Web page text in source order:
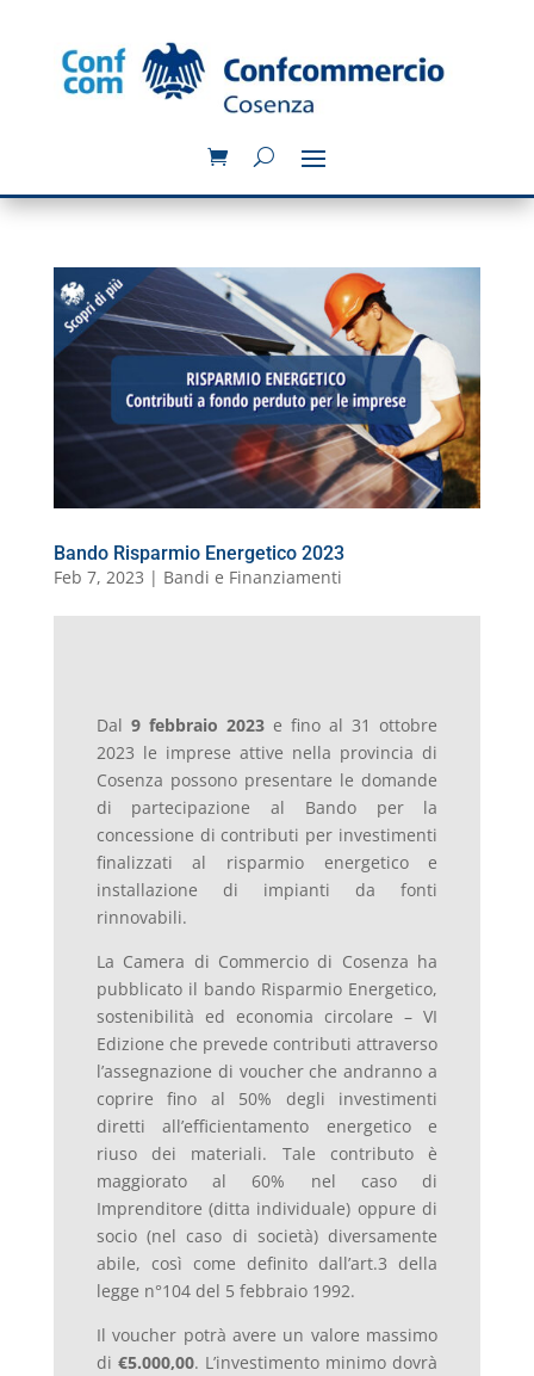
Bando Risparmio Energetico 2023
Feb 7, 2023 | Bandi e Finanziamenti
Dal 9 febbraio 2023e fino al 31 ottobre
2023 le imprese attive nella provincia di
Cosenza possono presentare le domande
di partecipazione al Bando per la
concessione di contributi per investimenti
finalizzati al risparmio energetico e
installazione di impianti da fonti
rinnovabili.
La Camera di Commercio di Cosenza ha
pubblicato il bando Risparmio Energetico,
sostenibilità ed economia circolare – VI
Edizione che prevede contributi attraverso
l’assegnazione di voucher che andranno a
coprire fino al 50% degli investimenti
diretti all’efficientamento energetico e
riuso dei materiali. Tale contributo è
maggiorato al 60% nel caso di
Imprenditore (ditta individuale) oppure di
socio (nel caso di società) diversamente
abile, così come definito dall’art.3 della
legge n°104 del 5 febbraio 1992.
Il voucher potrà avere un valore massimo
di €5.000,00. L’investimento minimo dovrà